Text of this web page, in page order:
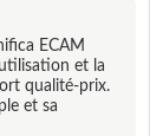
ECAM
et la
qualité-prix.
et sa